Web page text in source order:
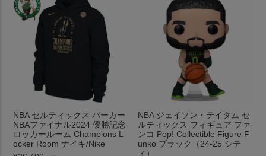
NBA セルティックス パーカー
NBAファイナル2024 優勝記念
ロッカールーム Champions L
ocker Room ナイキ/Nike
NBA ジェイソン・テイタム セ
ルティックス フィギュア ファ
ンコ Pop! Collectible Figure F
unko ブラック（24-25 シテ
ィ）